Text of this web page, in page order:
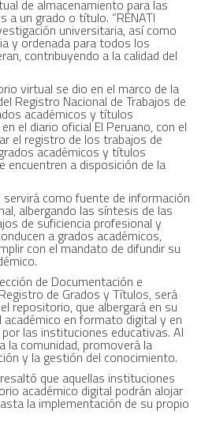
de almacenamiento para las
a un grado o título. “RENATI
universitaria, así como
y ordenada para todos los
contribuyendo a la calidad del
virtual se dio en el marco de la
Registro Nacional de Trabajos de
académicos y títulos
el diario oficial El Peruano, con el
el registro de los trabajos de
académicos y títulos
encuentren a disposición de la
servirá como fuente de información
albergando las síntesis de las
de suficiencia profesional y
a grados académicos,
con el mandato de difundir su
de Documentación e
de Grados y Títulos, será
repositorio, que albergará en su
en formato digital y en
las instituciones educativas. Al
la comunidad, promoverá la
y la gestión del conocimiento.
que aquellas instituciones
académico digital podrán alojar
la implementación de su propio